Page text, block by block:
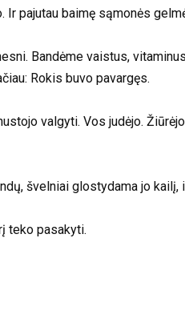
Ir pajutau baimę sąmonės
Bandėme vaistus,
Rokis buvo pavargęs.
valgyti. Vos judėjo.
švelniai glostydama jo
teko pasakyti.